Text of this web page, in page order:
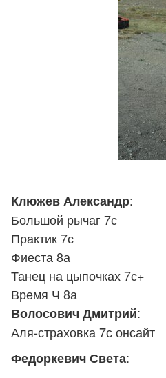
Клюжев Александр:
Большой рычаг 7с
Практик 7с
Фиеста 8а
Танец на цыпочках 7с+
Время Ч 8а
Волосович Дмитрий:
Аля-страховка 7с онсайт
Федоркевич Света: